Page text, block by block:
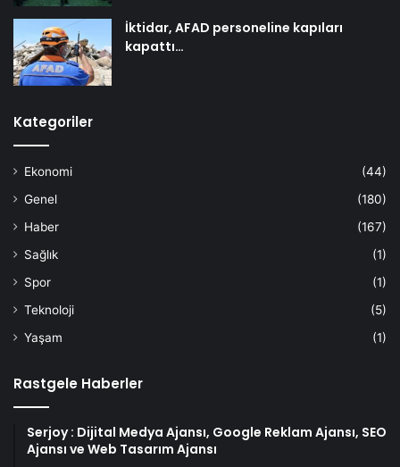
İktidar, AFAD personeline kapıları
kapattı…
Kategoriler
Ekonomi
(44)
Genel
(180)
Haber
(167)
Sağlık
(1)
Spor
(1)
Teknoloji
(5)
Yaşam
(1)
Rastgele Haberler
Serjoy : Dijital Medya Ajansı, Google Reklam Ajansı, SEO
Ajansı ve Web Tasarım Ajansı